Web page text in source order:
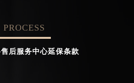

PROCESS
后服务中心延保条款